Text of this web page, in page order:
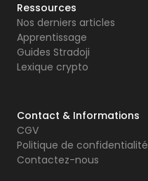
Ressources
Nos derniers articles
Apprentissage
Guides Stradoji
Lexique crypto
Contact & Informations
CGV
Politique de confidentialité
Contactez-nous